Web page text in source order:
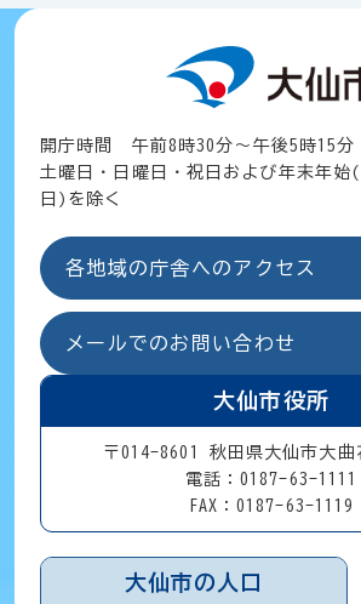
開庁時間 午前8時30分～午後5時15分
土曜日・日曜日・祝日および年末年始
日)を除く
各地域の庁舎へのアクセス
メールでのお問い合わせ
大仙市役所
〒014-8601 秋田県大仙市大曲
電話：0187-63-1111
FAX：0187-63-1119
大仙市の人口